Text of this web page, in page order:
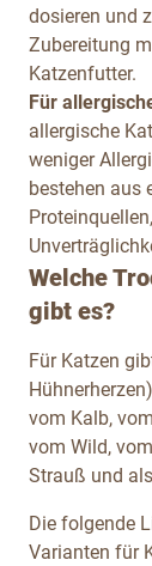
dosieren und
Zubereitung
Katzenfutter.
Für
allergische
weniger
bestehen aus
Welche
gibt es?
Für Katzen
vom Kalb,
vom Wild,
Strauß und
Die folgende
Varianten für